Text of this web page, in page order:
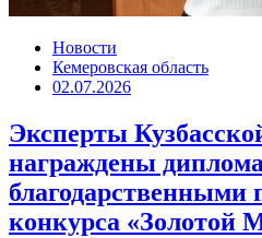
Новости
Кемеровская область
02.07.2026
Эксперты
награждены
благодарственными
конкурса «Золотой